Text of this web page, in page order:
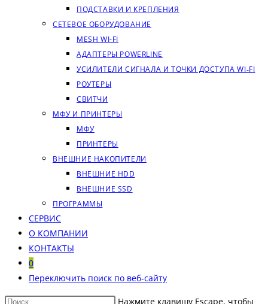
ПОДСТАВКИ И КРЕПЛЕНИЯ
СЕТЕВОЕ ОБОРУДОВАНИЕ
MESH WI-FI
АДАПТЕРЫ POWERLINE
УСИЛИТЕЛИ СИГНАЛА И ТОЧКИ ДОСТУПА WI‑FI
РОУТЕРЫ
СВИТЧИ
МФУ И ПРИНТЕРЫ
МФУ
ПРИНТЕРЫ
ВНЕШНИЕ НАКОПИТЕЛИ
ВНЕШНИЕ HDD
ВНЕШНИЕ SSD
ПРОГРАММЫ
СЕРВИС
О КОМПАНИИ
КОНТАКТЫ
0
Переключить поиск по веб-сайту
Нажмите клавишу Escape, чтобы